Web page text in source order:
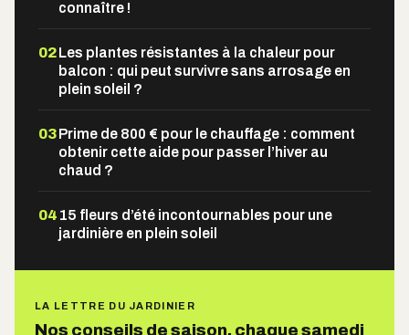
connaître !
02Les plantes résistantes à la chaleur pour
balcon : qui peut survivre sans arrosage en
plein soleil ?
03Prime de 800 € pour le chauffage : comment
obtenir cette aide pour passer l’hiver au
chaud ?
04 15 fleurs d’été incontournables pour une
jardinière en plein soleil
LA LETTRE DU JARDINIER
Nos conseils de saison, chaque samedi